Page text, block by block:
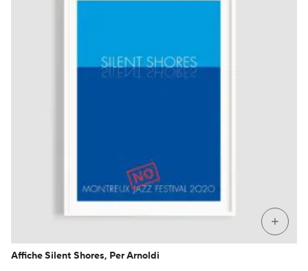
+
Affiche Silent Shores, Per Arnoldi